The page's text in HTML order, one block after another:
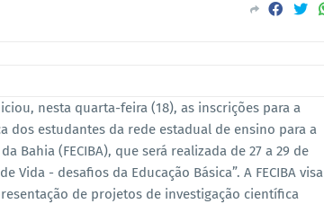
nesta quarta-feira (18), as inscrições para a
dos estudantes da rede estadual de ensino para a
Bahia (FECIBA), que será realizada de 27 a 29 de
- desafios da Educação Básica”. A FECIBA visa
de projetos de investigação científica